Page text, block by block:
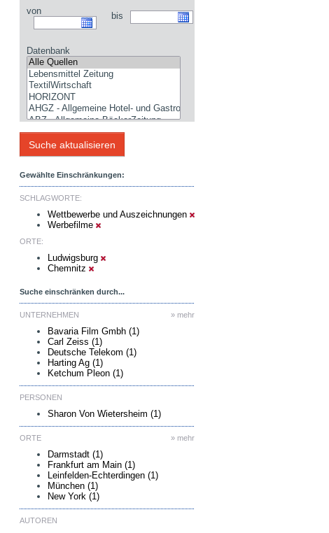
von bis
Datenbank
Gewählte Einschränkungen:
SCHLAGWORTE:
Wettbewerbe und Auszeichnungen
Werbefilme
ORTE:
Ludwigsburg
Chemnitz
Suche einschränken durch...
» mehr
UNTERNEHMEN
Bavaria Film Gmbh (1)
Carl Zeiss (1)
Deutsche Telekom (1)
Harting Ag (1)
Ketchum Pleon (1)
PERSONEN
Sharon Von Wietersheim (1)
» mehr
ORTE
Darmstadt (1)
Frankfurt am Main (1)
Leinfelden-Echterdingen (1)
München (1)
New York (1)
AUTOREN